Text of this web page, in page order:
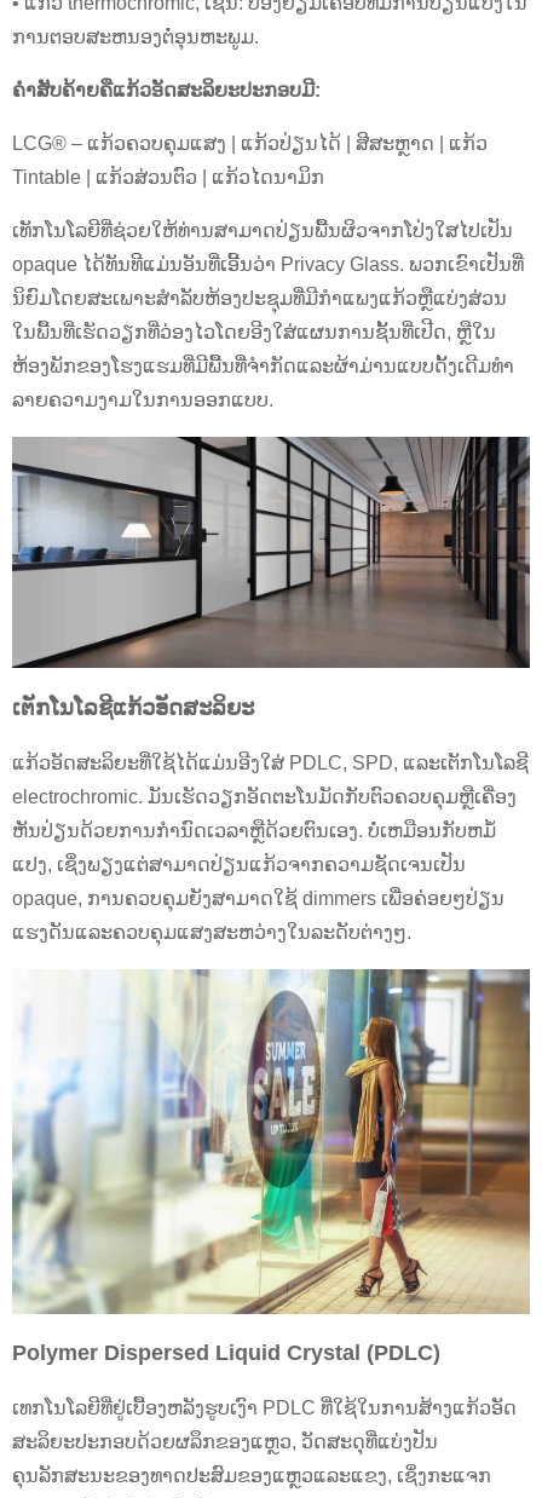
ການຕອບສະຫນອງຕໍ່ອຸນຫະພູມ.
ຄໍາສັບຄ້າຍຄືແກ້ວອັດສະລິຍະປະກອບມີ:
LCG® – ແກ້ວຄວບຄຸມແສງ | ແກ້ວປ່ຽນໄດ້ | ສີສະຫຼາດ | ແກ້ວ
Tintable | ແກ້ວສ່ວນຕົວ | ແກ້ວໄດນາມິກ
ເທັກໂນໂລຍີທີ່ຊ່ວຍໃຫ້ທ່ານສາມາດປ່ຽນພື້ນຜິວຈາກໂປ່ງໃສໄປເປັນ
opaque ໄດ້ທັນທີແມ່ນອັນທີ່ເອີ້ນວ່າ Privacy Glass. ພວກເຂົາເປັນທີ່
ນິຍົມໂດຍສະເພາະສໍາລັບຫ້ອງປະຊຸມທີ່ມີກໍາແພງແກ້ວຫຼືແບ່ງສ່ວນ
ໃນພື້ນທີ່ເຮັດວຽກທີ່ວ່ອງໄວໂດຍອີງໃສ່ແຜນການຊັ້ນທີ່ເປີດ, ຫຼືໃນ
ຫ້ອງພັກຂອງໂຮງແຮມທີ່ມີພື້ນທີ່ຈໍາກັດແລະຜ້າມ່ານແບບດັ້ງເດີມທໍາ
ລາຍຄວາມງາມໃນການອອກແບບ.
ເຕັກໂນໂລຊີແກ້ວອັດສະລິຍະ
ແກ້ວອັດສະລິຍະທີ່ໃຊ້ໄດ້ແມ່ນອີງໃສ່ PDLC, SPD, ແລະເຕັກໂນໂລຊີ
electrochromic. ມັນເຮັດວຽກອັດຕະໂນມັດກັບຕົວຄວບຄຸມຫຼືເຄື່ອງ
ຫັນປ່ຽນດ້ວຍການກໍານົດເວລາຫຼືດ້ວຍຕົນເອງ. ບໍ່ເຫມືອນກັບຫມໍ້
ແປງ, ເຊິ່ງພຽງແຕ່ສາມາດປ່ຽນແກ້ວຈາກຄວາມຊັດເຈນເປັນ
opaque, ການຄວບຄຸມຍັງສາມາດໃຊ້ dimmers ເພື່ອຄ່ອຍໆປ່ຽນ
ແຮງດັນແລະຄວບຄຸມແສງສະຫວ່າງໃນລະດັບຕ່າງໆ.
Polymer Dispersed Liquid Crystal (PDLC)
ເທກໂນໂລຍີທີ່ຢູ່ເບື້ອງຫລັງຮູບເງົາ PDLC ທີ່ໃຊ້ໃນການສ້າງແກ້ວອັດ
ສະລິຍະປະກອບດ້ວຍຜລຶກຂອງແຫຼວ, ວັດສະດຸທີ່ແບ່ງປັນ
ຄຸນລັກສະນະຂອງທາດປະສົມຂອງແຫຼວແລະແຂງ, ເຊິ່ງກະແຈກ